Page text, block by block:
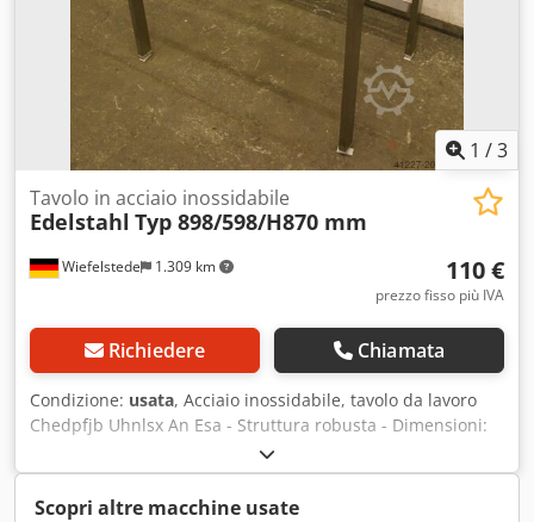
1 /3
Wiefelstede 1.309 km
Tavolo in acciaio inossidabile
Edelstahl Typ 898/598/H870 mm
110 €
prezzo fisso più IVA
Richiedere Chiamata
Condizione: usata, Acciaio inossidabile, tavolo da lavoro
Chedpfjb Uhnlsx An Esa - Struttura robusta - Dimensioni:
898/598/H870 mm - Peso: 12 kg - Disponibile 1 pezzo
Scopri altre macchine usate